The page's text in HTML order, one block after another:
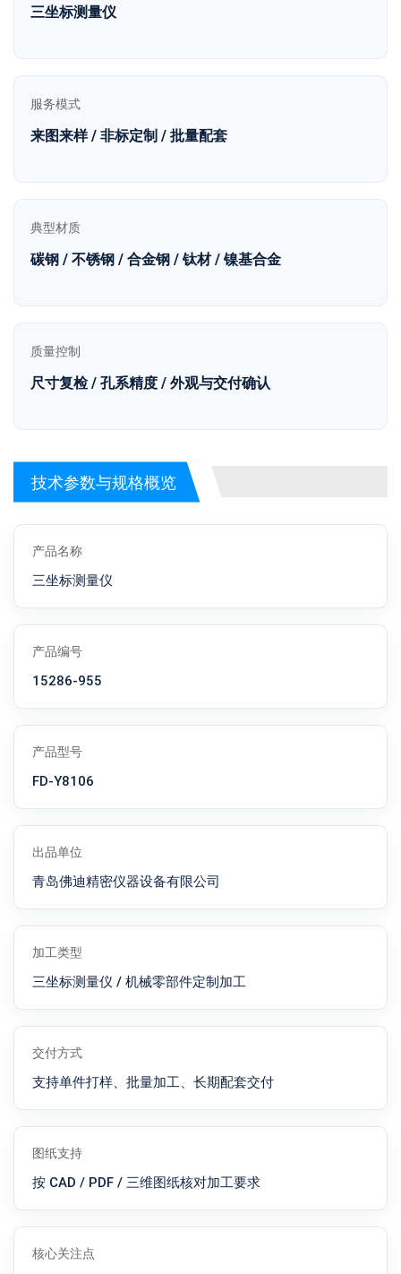
三坐标测量仪
服务模式
来图来样 / 非标定制 / 批量配套
典型材质
碳钢 / 不锈钢 / 合金钢 / 钛材 / 镍基合金
质量控制
尺寸复检 / 孔系精度 / 外观与交付确认
技术参数与规格概览
产品名称
三坐标测量仪
产品编号
15286-955
产品型号
FD-Y8106
出品单位
青岛佛迪精密仪器设备有限公司
加工类型
三坐标测量仪 / 机械零部件定制加工
交付方式
支持单件打样、批量加工、长期配套交付
图纸支持
按 CAD / PDF / 三维图纸核对加工要求
核心关注点